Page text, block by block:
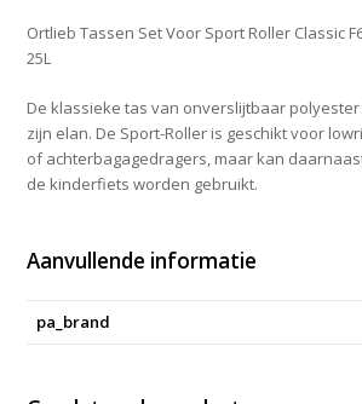
QL2.1
Ortlieb Tassen Set Voor Sport Roller Classic
25L
De klassieke tas van onverslijtbaar
zijn elan. De Sport-Roller is geschikt voor
of achterbagagedragers, maar kan
de kinderfiets worden gebruikt.
Aanvullende informatie
pa_brand